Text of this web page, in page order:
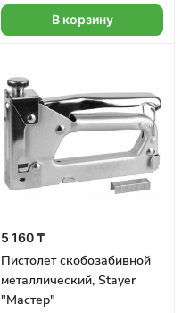
В корзину
5 160 ₸
Пистолет скобозабивной
металлический, Stayer
"Мастер"